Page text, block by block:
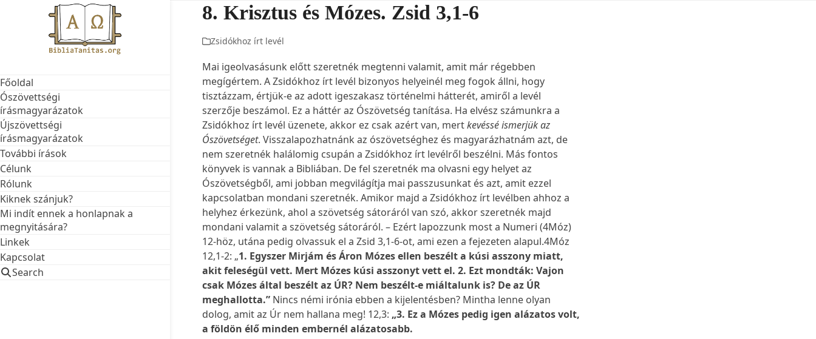
Főoldal
Ószövettségi
írásmagyarázatok
Újszövettségi
írásmagyarázatok
További írások
Célunk
Rólunk
Kiknek szánjuk?
Mi indít ennek a honlapnak a
megnyitására?
Linkek
Kapcsolat
Search
8. Krisztus és Mózes. Zsid 3,1-6
Zsidókhoz írt levél
Mai igeolvasásunk előtt szeretnék megtenni valamit, amit már régebben
megígértem. A Zsidókhoz írt levél bizonyos helyeinél meg fogok állni, hogy
tisztázzam, értjük-e az adott igeszakasz történelmi hátterét, amiről a levél
szerzője beszámol. Ez a háttér az Ószövetség tanítása. Ha elvész számunkra a
Zsidókhoz írt levél üzenete, akkor ez csak azért van, mertkevéssé ismerjük az
Ószövetséget. Visszalapozhatnánk az ószövetséghez és magyarázhatnám azt, de
nem szeretnék halálomig csupán a Zsidókhoz írt levélről beszélni. Más fontos
könyvek is vannak a Bibliában. De fel szeretnék ma olvasni egy helyet az
Ószövetségből, ami jobban megvilágítja mai passzusunkat és azt, amit ezzel
kapcsolatban mondani szeretnék. Amikor majd a Zsidókhoz írt levélben ahhoz a
helyhez érkezünk, ahol a szövetség sátoráról van szó, akkor szeretnék majd
mondani valamit a szövetség sátoráról. – Ezért lapozzunk most a Numeri (4Móz)
12-höz, utána pedig olvassuk el a Zsid 3,1-6-ot, ami ezen a fejezeten alapul.4Móz
12,1-2: „1. Egyszer Mirjám és Áron Mózes ellen beszélt a kúsi asszony miatt,
akit feleségül vett. Mert Mózes kúsi asszonyt vett el. 2. Ezt mondták: Vajon
csak Mózes által beszélt az ÚR? Nem beszélt-e miáltalunk is? De az ÚR
meghallotta.” Nincs némi irónia ebben a kijelentésben? Mintha lenne olyan
dolog, amit az Úr nem hallana meg! 12,3: „3. Ez a Mózes pedig igen alázatos volt,
a földön élő minden embernél alázatosabb.